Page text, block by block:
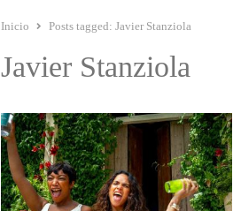
Inicio Posts tagged: Javier Stanziola
Javier Stanziola